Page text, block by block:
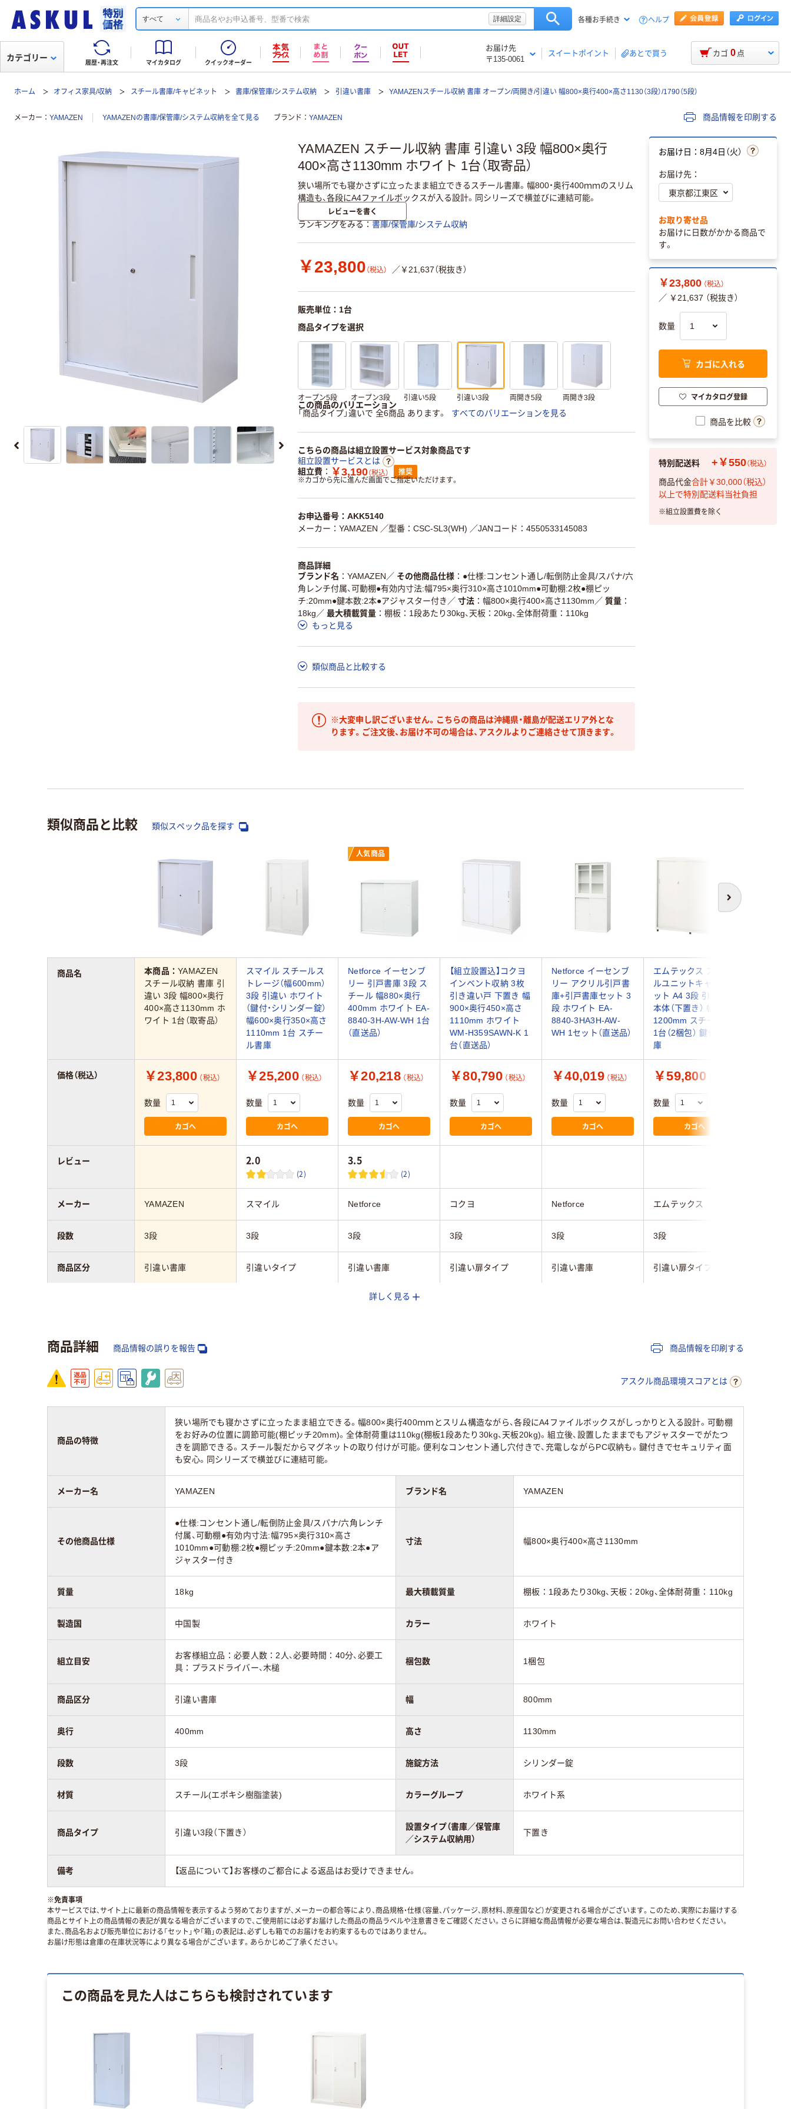
すべて 詳細設定 各種お手続き ヘルプ
履歴・再注文 マイカタログ クイックオーダー
お届け先
〒135-0061
スイートポイント あとで買う
カテゴリー カゴ 0 点
ホーム オフィス家具/収納 スチール書庫/キャビネット 書庫/保管庫/システム収納 引違い書庫 YAMAZENスチール収納 書庫 オープン/両開き/引違い 幅800×奥行400×高さ1130（3段）/1790（5段）
メーカー YAMAZEN YAMAZENの書庫/保管庫/システム収納を全て見る ブランド YAMAZEN 商品情報を印刷する
YAMAZEN スチール収納 書庫 引違い 3段 幅800×奥行
400×高さ1130mm ホワイト 1台（取寄品）
狭い場所でも寝かさずに立ったまま組立できるスチール書庫。幅800・奥行400ｍｍのスリム
構造も、各段にA4ファイルボックスが入る設計。同シリーズで横並びに連結可能。
レビューを書く
ランキングをみる 書庫/保管庫/システム収納
￥23,800 （税込） ／￥21,637（税抜き）
販売単位：1台
商品タイプを選択
オープン5段 オープン3段 引違い5段 引違い3段 両開き5段 両開き3段
この商品のバリエーション
「商品タイプ」違いで 全6商品 あります。
すべてのバリエーションを見る
こちらの商品は組立設置サービス対象商品です
組立設置サービスとは
組立費
￥3,190（税込）
推奨
※カゴから先に進んだ画面でご指定いただけます。
お申込番号：AKK5140
メーカー：YAMAZEN ／型番：CSC-SL3(WH) ／JANコード：4550533145083
商品詳細
ブランド名
YAMAZEN ／ その他商品仕様
●仕様:コンセント通し/転倒防止金具/スパナ/六
角レンチ付属、可動棚●有効内寸法:幅795×奥行310×高さ1010mm●可動棚:2枚●棚ピッ
チ:20mm●鍵本数:2本●アジャスター付き ／ 寸法 幅800×奥行400×高さ1130mm ／ 質量
18kg ／ 最大積載質量
棚板：1段あたり30kg、天板：20kg、全体耐荷重：110kg
もっと見る
類似商品と比較する
※大変申し訳ございません。こちらの商品は沖縄県・離島が配送エリア外とな
ります。ご注文後、お届け不可の場合は、アスクルよりご連絡させて頂きます。
お届け日：8月4日（火）
お届け先：
お取り寄せ品
お届けに日数がかかる商品で
す。
￥23,800 （税込）
／ ￥21,637 （税抜き）
数量
カゴに入れる
マイカタログ登録
商品を比較
特別配送料 +￥550（税込）
商品代金合計￥30,000（税込）
以上で特別配送料当社負担
※組立設置費を除く
類似商品と比較 類似スペック品を探す
次へ
人気商品
本商品：YAMAZEN
スチール収納 書庫 引
違い 3段 幅800×奥行
400×高さ1130mm ホ
ワイト 1台（取寄品）
スマイル スチールス
トレージ（幅600mm）
3段 引違い ホワイト
（鍵付・シリンダー錠）
幅600×奥行350×高さ
1110mm 1台 スチー
ル書庫
Netforce イーセンブ
リー 引戸書庫 3段 ス
チール 幅880×奥行
400mm ホワイト EA-
8840-3H-AW-WH 1台
（直送品）
【組立設置込】コクヨ
インベント収納 3枚
引き違い戸 下置き 幅
900×奥行450×高さ
1110mm ホワイト
WM-H359SAWN-K 1
台（直送品）
Netforce イーセンブ
リー アクリル引戸書
庫+引戸書庫セット 3
段 ホワイト EA-
8840-3HA3H-AW-
WH 1セット（直送品）
エムテックス スチー
ルユニットキャビネ
ット A4 3段 引違い
本体（下置き） 幅
1200mm スチール扉
1台（2梱包） 鍵付き書
庫
￥23,800 （税込）
数量
カゴへ
￥25,200 （税込）
数量
カゴへ
￥20,218 （税込）
数量
カゴへ
￥80,790 （税込）
数量
カゴへ
￥40,019 （税込）
数量
カゴへ
￥59,800
数量
カゴへ
2.0
(2)
3.5
(2)
YAMAZEN スマイル Netforce コクヨ Netforce エムテックス
3段 3段 3段 3段 3段 3段
引違い書庫 引違いタイプ 引違い書庫 引違い扉タイプ 引違い書庫 引違い扉タイプ
880mm
シリンダー錠 シリンダー錠 シリンダー錠 シリンダー錠 シリンダー錠 シリンダー錠
商品名
価格（税込）
レビュー
メーカー
段数
商品区分
詳しく見る
商品詳細 商品情報の誤りを報告 商品情報を印刷する
アスクル商品環境スコアとは
商品の特徴
狭い場所でも寝かさずに立ったまま組立できる。幅800×奥行400ｍｍとスリム構造ながら、各段にA4ファイルボックスがしっかりと入る設計。可動棚
をお好みの位置に調節可能(棚ピッチ20mm)。全体耐荷重は110kg(棚板1段あたり30kg、天板20kg)。組立後、設置したままでもアジャスターでがたつ
きを調節できる。スチール製だからマグネットの取り付けが可能。便利なコンセント通し穴付きで、充電しながらPC収納も。鍵付きでセキュリティ面
も安心。同シリーズで横並びに連結可能。
メーカー名 YAMAZEN ブランド名 YAMAZEN
その他商品仕様
●仕様:コンセント通し/転倒防止金具/スパナ/六角レンチ
付属、可動棚●有効内寸法:幅795×奥行310×高さ
1010mm●可動棚:2枚●棚ピッチ:20mm●鍵本数:2本●ア
ジャスター付き
寸法 幅800×奥行400×高さ1130mm
質量 18kg 最大積載質量 棚板：1段あたり30kg、天板：20kg、全体耐荷重：110kg
製造国 中国製 カラー ホワイト
組立目安
お客様組立品：必要人数：2人、必要時間：40分、必要工
具：プラスドライバー、木槌
梱包数 1梱包
商品区分 引違い書庫 幅 800mm
奥行 400mm 高さ 1130mm
段数 3段 施錠方法 シリンダー錠
材質 スチール(エポキシ樹脂塗装) カラーグループ ホワイト系
商品タイプ 引違い3段（下置き）
設置タイプ（書庫／保管庫
／システム収納用）
下置き
備考 【返品について】お客様のご都合による返品はお受けできません。
※免責事項
本サービスでは、サイト上に最新の商品情報を表示するよう努めておりますが、メーカーの都合等により、商品規格・仕様（容量、パッケージ、原材料、原産国など）が変更される場合がございます。このため、実際にお届けする
商品とサイト上の商品情報の表記が異なる場合がございますので、ご使用前には必ずお届けした商品の商品ラベルや注意書きをご確認ください。さらに詳細な商品情報が必要な場合は、製造元にお問い合わせください。
また、商品名および販売単位における「セット」や「箱」の表記は、必ずしも箱でのお届けをお約束するものではありません。
お届け形態は倉庫の在庫状況等により異なる場合がございます。あらかじめご了承ください。
この商品を見た人はこちらも検討されています